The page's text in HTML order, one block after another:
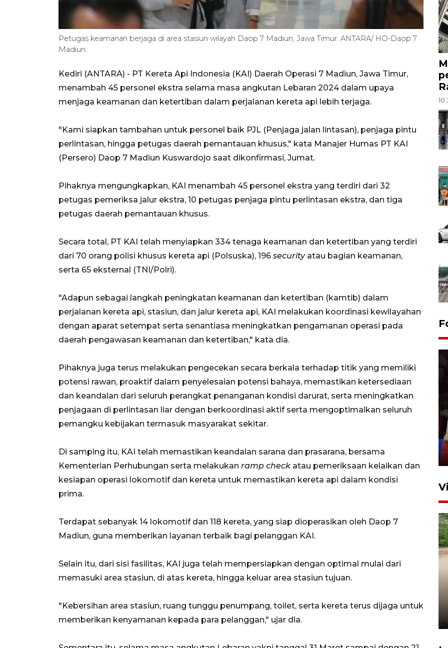
Petugas keamanan berjaga di area stasiun wilayah Daop 7 Madiun, Jawa Timur. ANTARA/ HO-Daop 7
Madiun.
Kediri (ANTARA) - PT Kereta Api Indonesia (KAI) Daerah Operasi 7 Madiun, Jawa Timur,
menambah 45 personel ekstra selama masa angkutan Lebaran 2024 dalam upaya
menjaga keamanan dan ketertiban dalam perjalanan kereta api lebih terjaga.
"Kami siapkan tambahan untuk personel baik PJL (Penjaga jalan lintasan), penjaga pintu
perlintasan, hingga petugas daerah pemantauan khusus," kata Manajer Humas PT KAI
(Persero) Daop 7 Madiun Kuswardojo saat dikonfirmasi, Jumat.
Pihaknya mengungkapkan, KAI menambah 45 personel ekstra yang terdiri dari 32
petugas pemeriksa jalur ekstra, 10 petugas penjaga pintu perlintasan ekstra, dan tiga
petugas daerah pemantauan khusus.
Secara total, PT KAI telah menyiapkan 334 tenaga keamanan dan ketertiban yang terdiri
dari 70 orang polisi khusus kereta api (Polsuska), 196 security atau bagian keamanan,
serta 65 eksternal (TNI/Polri).
"Adapun sebagai langkah peningkatan keamanan dan ketertiban (kamtib) dalam
perjalanan kereta api, stasiun, dan jalur kereta api, KAI melakukan koordinasi kewilayahan
dengan aparat setempat serta senantiasa meningkatkan pengamanan operasi pada
daerah pengawasan keamanan dan ketertiban," kata dia.
Pihaknya juga terus melakukan pengecekan secara berkala terhadap titik yang memiliki
potensi rawan, proaktif dalam penyelesaian potensi bahaya, memastikan ketersediaan
dan keandalan dari seluruh perangkat penanganan kondisi darurat, serta meningkatkan
penjagaan di perlintasan liar dengan berkoordinasi aktif serta mengoptimalkan seluruh
pemangku kebijakan termasuk masyarakat sekitar.
Di samping itu, KAI telah memastikan keandalan sarana dan prasarana, bersama
Kementerian Perhubungan serta melakukan ramp check atau pemeriksaan kelaikan dan
kesiapan operasi lokomotif dan kereta untuk memastikan kereta api dalam kondisi
prima.
Terdapat sebanyak 14 lokomotif dan 118 kereta, yang siap dioperasikan oleh Daop 7
Madiun, guna memberikan layanan terbaik bagi pelanggan KAI.
Selain itu, dari sisi fasilitas, KAI juga telah mempersiapkan dengan optimal mulai dari
memasuki area stasiun, di atas kereta, hingga keluar area stasiun tujuan.
"Kebersihan area stasiun, ruang tunggu penumpang, toilet, serta kereta terus dijaga untuk
memberikan kenyamanan kepada para pelanggan," ujar dia.
10
Lebaran Betawi 2026, ajang
11 April 2026
Gabung Persebaya, striker
kembali asah naluri
9 Juli 2026